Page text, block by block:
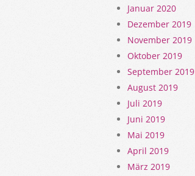
Januar 2020
Dezember 2019
November 2019
Oktober 2019
September 2019
August 2019
Juli 2019
Juni 2019
Mai 2019
April 2019
März 2019